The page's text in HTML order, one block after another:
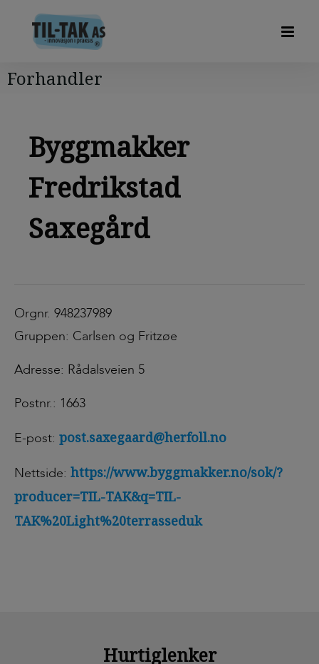
Forhandler
Byggmakker
Fredrikstad
Saxegård
Orgnr. 948237989
Gruppen: Carlsen og Fritzøe
Adresse: Rådalsveien 5
Postnr.: 1663
E-post: post.saxegaard@herfoll.no
Nettside: https://www.byggmakker.no/sok/?
producer=TIL-TAK&q=TIL-
TAK%20Light%20terrasseduk
Hurtiglenker